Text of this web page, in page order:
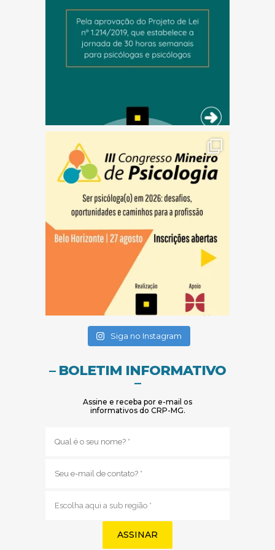
Siga no Instagram
– BOLETIM INFORMATIVO
–
Assine e receba por e-mail os
informativos do CRP-MG.
mail
região